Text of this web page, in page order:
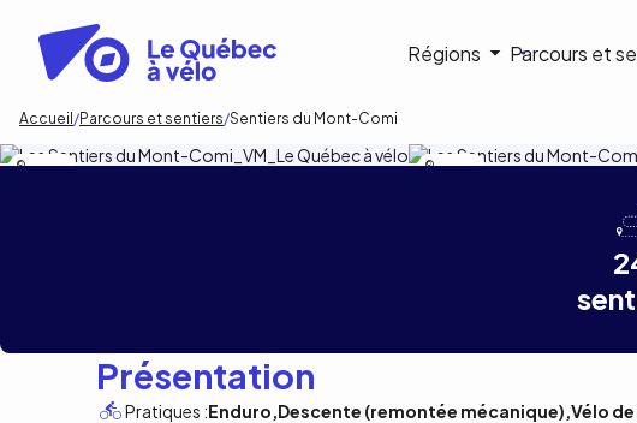
contenu
principal
Navigation
Régions Parcours et
Fil
d'Ariane
Accueil Parcours et sentiers Sentiers du Mont-Comi
Sentiers du Mont-
Bruno Roy Bruno Roy
Présentation
Pratiques :Enduro Descente (remontée mécanique) Vélo